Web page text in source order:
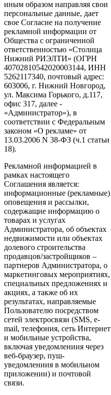
иным образом направляя свои
персональные данные, дает
свое Согласие на получение
рекламной информации от
Общества с ограниченной
ответственностью «Столица
Нижний РИЭЛТИ» (ОГРН
40702810542020003144, ИНН
5262117340, почтовый адрес:
603006, г. Нижний Новгород,
ул. Максима Горького, д.117,
офис 317, далее -
«Администратор»), в
соответствии с Федеральным
законом «О рекламе» от
13.03.2006 N 38-ФЗ (ч.1 статьи
18).
Рекламной информацией в
рамках настоящего
Соглашения является:
информационные (рекламные)
оповещения и рассылки,
содержащие информацию о
товарах и услугах
Администратора, об объектах
недвижимости или объектах
долевого строительства
продавцов/застройщиков –
партнеров Администратора, о
маркетинговых мероприятиях,
специальных предложениях и
акциях, а также об их
результатах, направляемые
Пользователю посредством
сетей электросвязи (SMS, e-
mail, телефония, сеть Интернет
и мобильные устройства,
включая уведомлениия через
веб-браузер, пуш-
уведомлениия в мобильном
приложении) и почтовой
связи.